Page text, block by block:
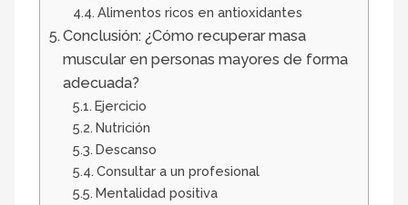
Alimentos ricos en antioxidantes
Conclusión: ¿Cómo recuperar masa
muscular en personas mayores de forma
adecuada?
Ejercicio
Nutrición
Descanso
Consultar a un profesional
Mentalidad positiva